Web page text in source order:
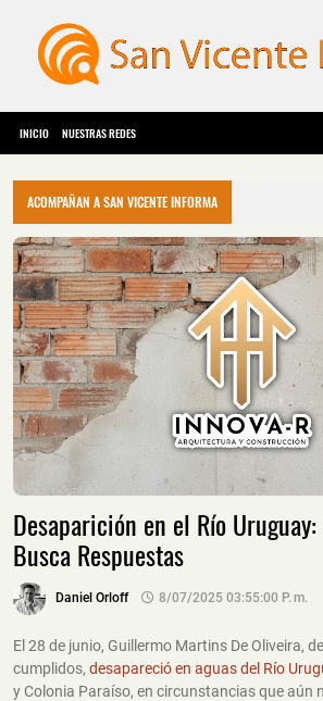
INICIO NUESTRAS REDES
ACOMPAÑAN A SAN VICENTE INFORMA
Desaparición en el Río
Busca Respuestas
Daniel Orloff 8/07/2025 03:55:00 P. M.
El 28 de junio, Guillermo Martins De Oliveira,
cumplidos, desapareció en aguas del Río
y Colonia Paraíso, en circunstancias que aún